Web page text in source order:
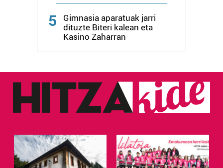
5
Gimnasia aparatuak jarri
dituzte Biteri kalean eta
Kasino Zaharran